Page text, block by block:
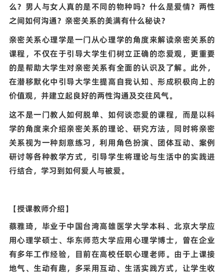
么？男人与女人真的是不同的物种吗？什么是爱情？两性
之间如何沟通？亲密关系的美满有什么秘诀？
亲密关系心理学是一门从心理学的角度来解读亲密关系的
课程，不仅在于引导大学生们树立正确的恋爱观，更重要
的是帮助大学生对亲密关系有全面的认识及了解。此外，
在潜移默化中引导大学生提高自我认知、形成积极向上的
价值观，并建立起良好的两性沟通及交往风气。
这不是一门教人如何脱单、如何谈恋爱的课程，而是以科
学的角度来介绍亲密关系的理论、研究方法，同时将亲密
关系视为一种刻意练习，利用角色扮演、团体互动、案例
研讨等各种教学方式，引导学生将理论与生活中的实践进
行结合，学习到如何爱人与被爱。
【授课教师介绍】
蔡雅琦， 毕业于中国台湾高雄医学大学本科、北京大学应
用心理学硕士、华东师范大学应用心理学博士，曾在企业
有多年工作经验，目前在高校任职心理老师。 由于上课接
地气、生动有趣，多采用互动、生活实践方式，让学生收